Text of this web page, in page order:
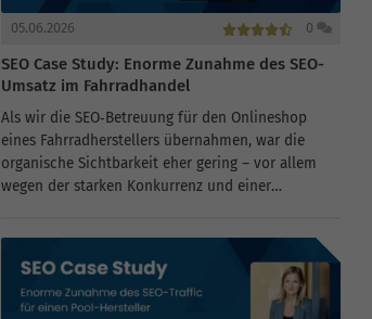
05.06.2026 0
SEO Case Study: Enorme Zunahme des SEO-
Umsatz im Fahrradhandel
Als wir die SEO‑Betreuung für den Onlineshop
eines Fahrradherstellers übernahmen, war die
organische Sichtbarkeit eher gering – vor allem
wegen der starken Konkurrenz und einer
steigern.AusgangssituationZu Beginn war...